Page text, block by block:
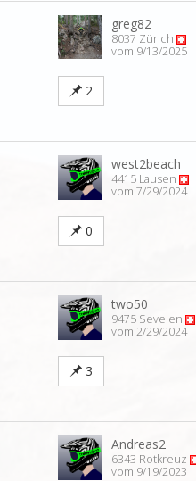
greg82
8037 Zürich
vom 9/13/2025
2
west2beach
4415 Lausen
vom 7/29/2024
0
two50
9475 Sevelen
vom 2/29/2024
3
Andreas2
6343 Rotkreuz
vom 9/19/2023